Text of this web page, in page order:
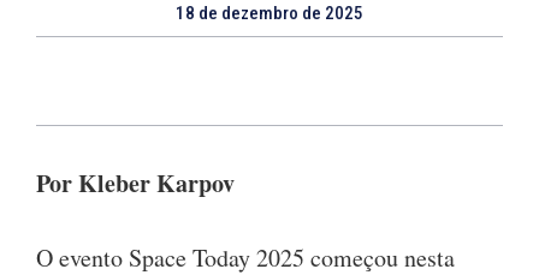
18 de dezembro de 2025
Por Kleber Karpov
O evento Space Today 2025 começou nesta